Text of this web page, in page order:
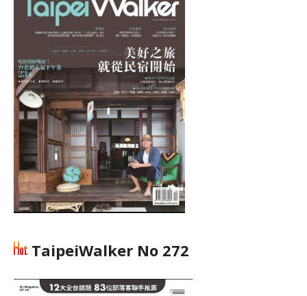
TaipeiWalker No 272